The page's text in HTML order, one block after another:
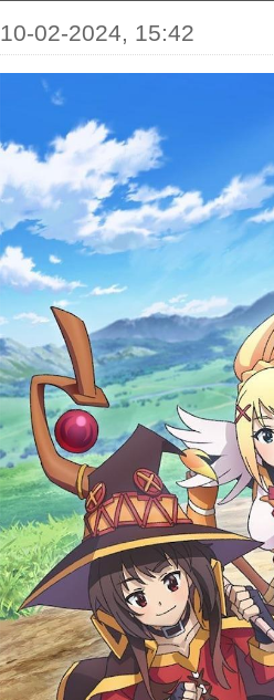
10-02-2024, 15:42